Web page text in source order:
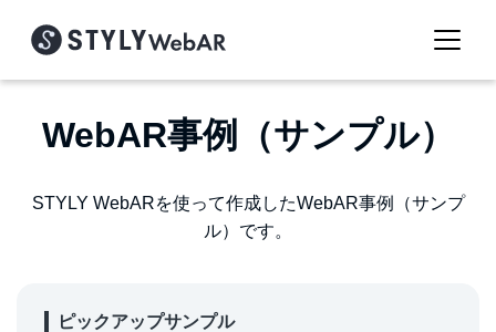
WebAR事例（サンプル）
STYLY WebARを使って作成したWebAR事例（サンプ
ル）です。
ピックアップサンプル